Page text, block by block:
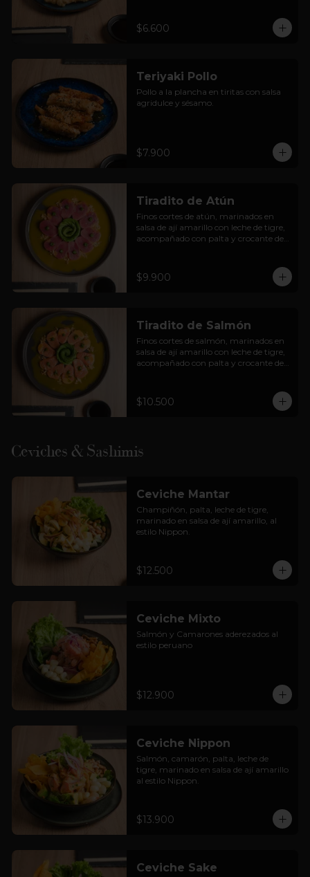
$6.600
Teriyaki Pollo
Pollo a la plancha en tiritas con salsa
agridulce y sésamo.
$7.900
Tiradito de Atún
Finos cortes de atún, marinados en
salsa de ají amarillo con leche de tigre,
acompañado con palta y crocante de
$9.900
Tiradito de Salmón
Finos cortes de salmón, marinados en
salsa de ají amarillo con leche de tigre,
acompañado con palta y crocante de
$10.500
Ceviches & Sashimis
Ceviche Mantar
Champiñón, palta, leche de tigre,
marinado en salsa de ají amarillo, al
estilo Nippon.
$12.500
Ceviche Mixto
Salmón y Camarones aderezados al
estilo peruano
$12.900
Ceviche Nippon
Salmón, camarón, palta, leche de
tigre, marinado en salsa de ají amarillo
al estilo Nippon.
$13.900
Ceviche Sake